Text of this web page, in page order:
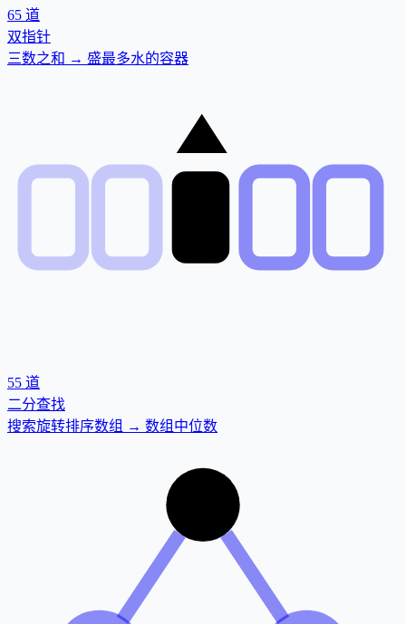
65 道
双指针
三数之和 → 盛最多水的容器
55 道
二分查找
搜索旋转排序数组 → 数组中位数